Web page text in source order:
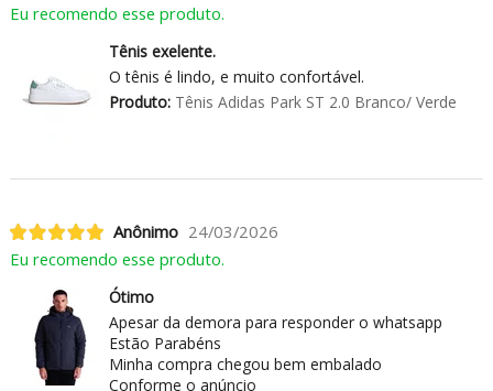
Eu recomendo esse produto.
Tênis exelente.
O tênis é lindo, e muito confortável.
Produto:Tênis Adidas Park ST 2.0 Branco/ Verde
Anônimo 24/03/2026
Eu recomendo esse produto.
Ótimo
Apesar da demora para responder o whatsapp
Estão Parabéns
Minha compra chegou bem embalado
Conforme o anúncio